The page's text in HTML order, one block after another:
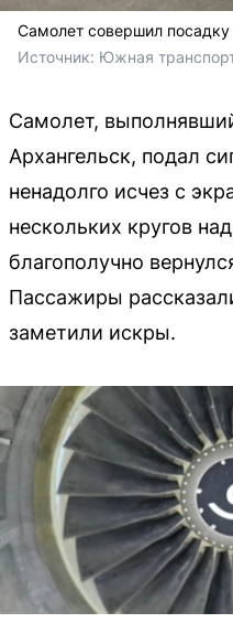
Самолет совершил
Источник: Южная
Самолет,
Архангельск, подал
ненадолго исчез с
нескольких кругов
благополучно
Пассажиры
заметили искры.